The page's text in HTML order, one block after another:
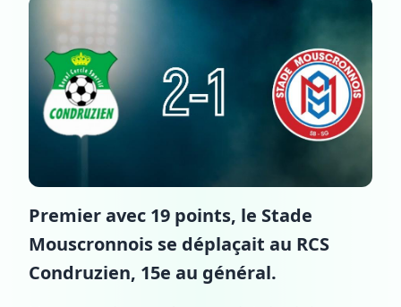
Premier avec 19 points, le Stade
Mouscronnois se déplaçait au RCS
Condruzien, 15e au général.